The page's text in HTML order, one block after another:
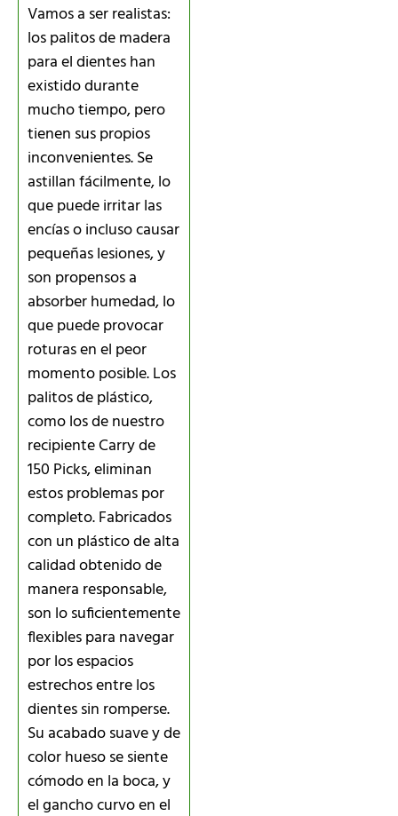
Vamos a ser realistas:
los palitos de madera
para el dientes han
existido durante
mucho tiempo, pero
tienen sus propios
inconvenientes. Se
astillan fácilmente, lo
que puede irritar las
encías o incluso causar
pequeñas lesiones, y
son propensos a
absorber humedad, lo
que puede provocar
roturas en el peor
momento posible. Los
palitos de plástico,
como los de nuestro
recipiente Carry de
150 Picks, eliminan
estos problemas por
completo. Fabricados
con un plástico de alta
calidad obtenido de
manera responsable,
son lo suficientemente
flexibles para navegar
por los espacios
estrechos entre los
dientes sin romperse.
Su acabado suave y de
color hueso se siente
cómodo en la boca, y
el gancho curvo en el